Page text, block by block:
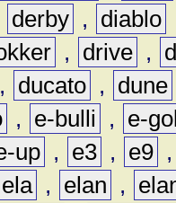
derby , diablo
, drive ,
, ducato , dune
, e-bulli ,
e-
up , e3 , e9
ela , elan ,